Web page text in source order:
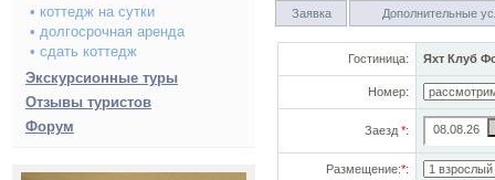
• коттедж на сутки
• долгосрочная аренда
• сдать коттедж
Экскурсионные туры
Отзывы туристов
Форум
Заявка Дополнительные
Гостиница: Яхт Клуб
Номер:
Заезд *:
Размещение:*: